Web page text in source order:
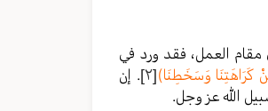
مقام العمل، فقد ورد في
كَرَاهَتِنَا وَسَخَطِنَا)[٢]
. إن
الله عز وجل.